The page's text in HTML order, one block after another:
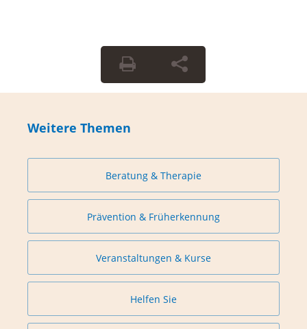
Weitere Themen
Beratung & Therapie
Prävention & Früherkennung
Veranstaltungen & Kurse
Helfen Sie